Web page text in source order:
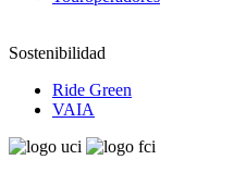
Sostenibilidad
Ride Green
VAIA